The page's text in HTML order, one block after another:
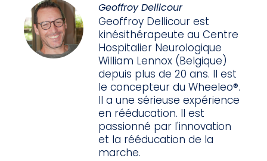
Geoffroy Dellicour
Geoffroy Dellicour est
kinésithérapeute au Centre
Hospitalier Neurologique
William Lennox (Belgique)
depuis plus de 20 ans. Il est
le concepteur du Wheeleo®.
Il a une sérieuse expérience
en rééducation. Il est
passionné par l'innovation
et la rééducation de la
marche.